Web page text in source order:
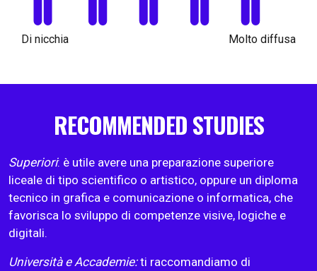
Di nicchia Molto diffusa
RECOMMENDED STUDIES
Superiori: è utile avere una preparazione superiore
liceale di tipo scientifico o artistico, oppure un diploma
tecnico in grafica e comunicazione o informatica, che
favorisca lo sviluppo di competenze visive, logiche e
digitali.
Università e Accademie:ti raccomandiamo di